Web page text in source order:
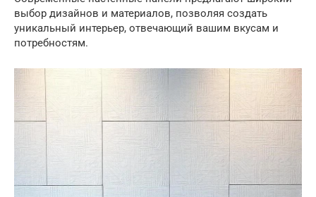
выбор дизайнов и материалов, позволяя создать
уникальный интерьер, отвечающий вашим вкусам и
потребностям.